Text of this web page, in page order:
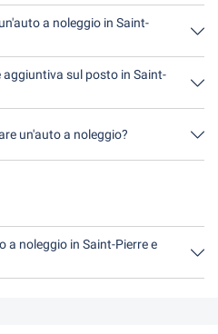
a noleggio in Saint-
l'auto a noleggio in qualsiasi
cosa importante è che non
di quanto indicato al
sul posto in Saint-
completa senza franchigia
un'auto a noleggio?
prima del noleggio, entro
a noleggio in Saint-Pierre e
la cancellazione durante l'orario